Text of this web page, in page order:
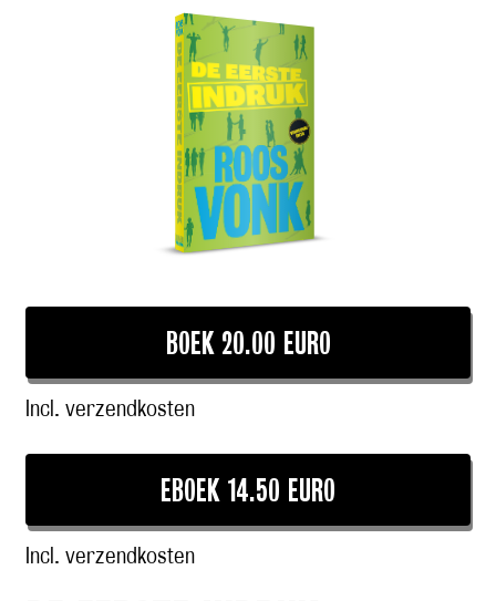
BOEK 20.00 EURO
Incl. verzendkosten
EBOEK 14.50 EURO
Incl. verzendkosten